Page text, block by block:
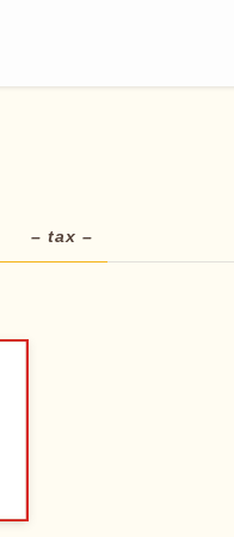
– tax –